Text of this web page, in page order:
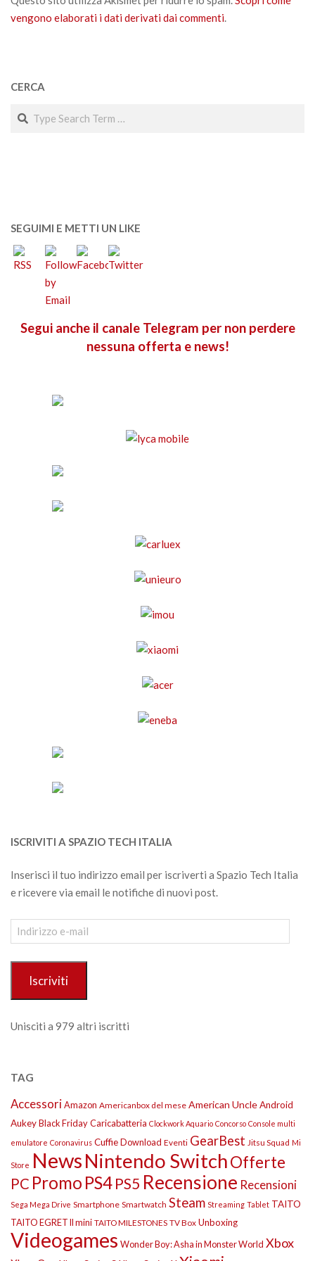
vengono elaborati i dati derivati dai commenti.
CERCA
Search
SEGUIMI E METTI UN LIKE
Segui anche il canale Telegram per non perdere
nessuna offerta e news!
ISCRIVITI A SPAZIO TECH ITALIA
Inserisci il tuo indirizzo email per iscriverti a Spazio Tech Italia
e ricevere via email le notifiche di nuovi post.
Indirizzo
e-
Iscriviti
Unisciti a 979 altri iscritti
TAG
AccessoriAmazon Americanbox del mese American UncleAndroid
AukeyBlack FridayCaricabatteria Clockwork Aquario Concorso Console multi
emulatore Coronavirus CuffieDownload Eventi GearBest Jitsu Squad Mi
Store NewsNintendo SwitchOfferte
PC Promo PS4PS5 Recensione Recensioni
Sega Mega Drive Smartphone Smartwatch Steam Streaming Tablet TAITO
TAITO EGRET II mini TAITO MILESTONES TV Box Unboxing
Videogames Wonder Boy: Asha in Monster World Xbox